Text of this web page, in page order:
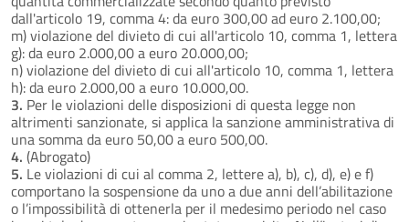
dall'articolo 19, comma 4: da euro 300,00 ad euro 2.100,00;
m) violazione del divieto di cui all'articolo 10, comma 1, lettera
g): da euro 2.000,00 a euro 20.000,00;
n) violazione del divieto di cui all'articolo 10, comma 1, lettera
h): da euro 2.000,00 a euro 10.000,00.
3. Per le violazioni delle disposizioni di questa legge non
altrimenti sanzionate, si applica la sanzione amministrativa di
una somma da euro 50,00 a euro 500,00.
4. (Abrogato)
5. Le violazioni di cui al comma 2, lettere a), b), c), d), e) e f)
comportano la sospensione da uno a due anni dell’abilitazione
o l’impossibilità di ottenerla per il medesimo periodo nel caso